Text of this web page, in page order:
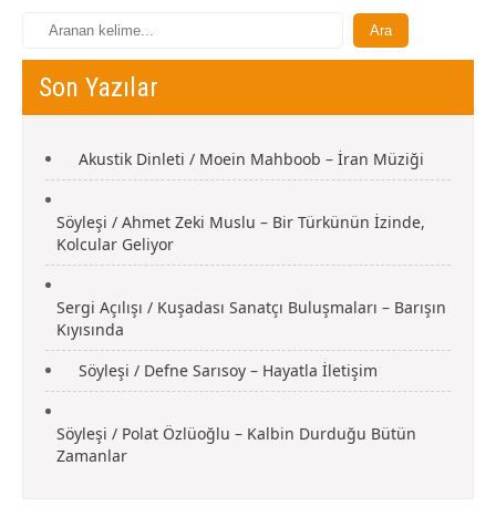
Son Yazılar
Akustik Dinleti / Moein Mahboob – İran Müziği
Söyleşi / Ahmet Zeki Muslu – Bir Türkünün İzinde,
Kolcular Geliyor
Sergi Açılışı / Kuşadası Sanatçı Buluşmaları – Barışın
Kıyısında
Söyleşi / Defne Sarısoy – Hayatla İletişim
Söyleşi / Polat Özlüoğlu – Kalbin Durduğu Bütün
Zamanlar